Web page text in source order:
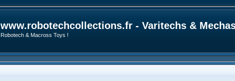
www.robotechcollections.fr - Varitechs &
Robotech & Macross Toys !